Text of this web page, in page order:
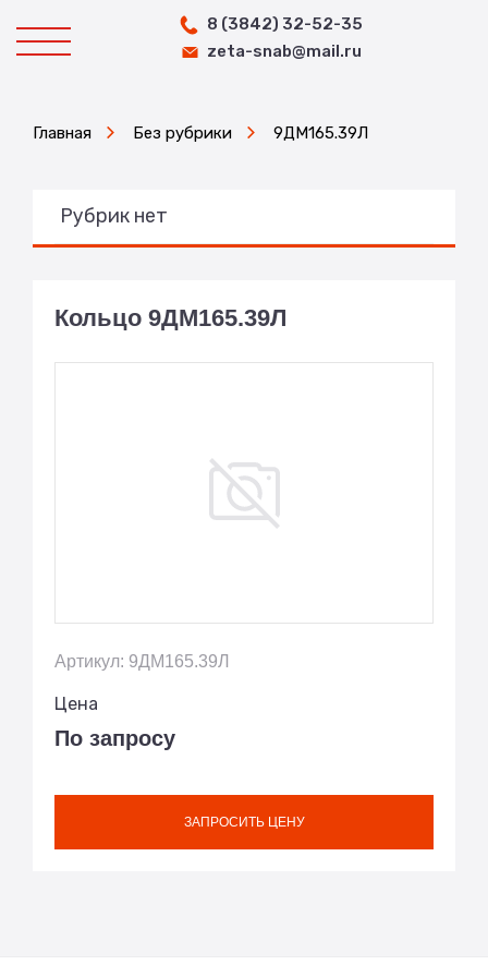
8 (3842) 32-52-35
zeta-snab@mail.ru
Главная Без рубрики 9ДМ165.39Л
Рубрик нет
Кольцо 9ДМ165.39Л
Артикул: 9ДМ165.39Л
Цена
По запросу
ЗАПРОСИТЬ ЦЕНУ